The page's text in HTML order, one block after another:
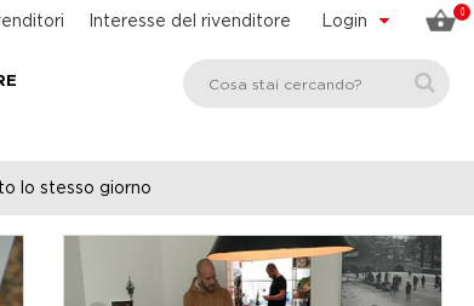
0
Login
Interesse del rivenditore
lo stesso giorno